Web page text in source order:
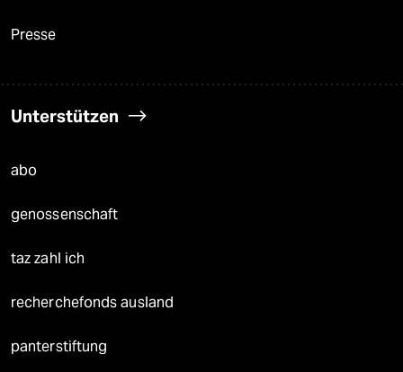
Presse
Unterstützen
abo
genossenschaft
taz zahl ich
recherchefonds ausland
panterstiftung